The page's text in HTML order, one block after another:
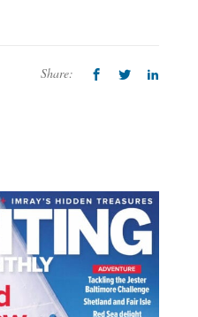
Share: